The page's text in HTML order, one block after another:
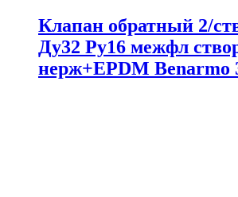
Клапан обратный 2/
Ду32 Ру16 межфл
нерж+EPDM Benarmo